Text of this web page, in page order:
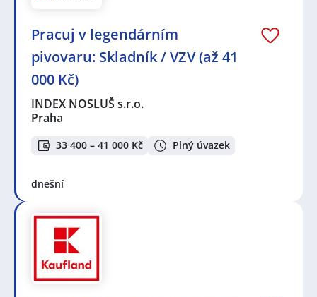
Pracuj v legendárním
pivovaru: Skladník / VZV (až 41
000 Kč)
INDEX NOSLUŠ s.r.o.
Praha
33 400 – 41 000 Kč Plný úvazek
dnešní